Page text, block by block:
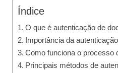
Índice
O que é autenticação de
Importância da
Como funciona o processo
Principais métodos de